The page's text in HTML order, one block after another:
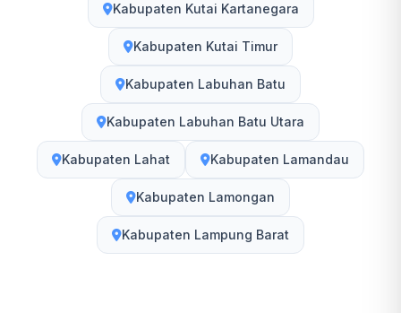
Kabupaten Kutai Kartanegara
Kabupaten Kutai Timur
Kabupaten Labuhan Batu
Kabupaten Labuhan Batu Utara
Kabupaten Lahat Kabupaten Lamandau
Kabupaten Lamongan
Kabupaten Lampung Barat